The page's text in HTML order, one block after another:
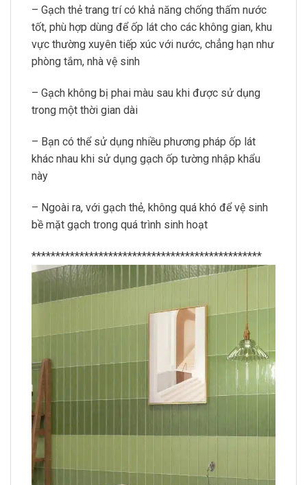
– Gạch thẻ trang trí có khả năng chống thấm nước
tốt, phù hợp dùng để ốp lát cho các không gian, khu
vực thường xuyên tiếp xúc với nước, chẳng hạn như
phòng tắm, nhà vệ sinh
– Gạch không bị phai màu sau khi được sử dụng
trong một thời gian dài
– Bạn có thể sử dụng nhiều phương pháp ốp lát
khác nhau khi sử dụng gạch ốp tường nhập khẩu
này
– Ngoài ra, với gạch thẻ, không quá khó để vệ sinh
bề mặt gạch trong quá trình sinh hoạt
************************************************